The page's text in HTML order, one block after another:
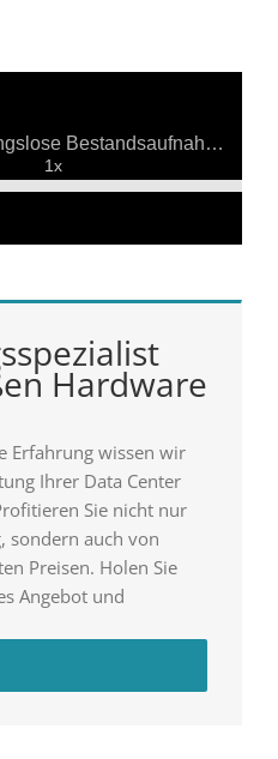
Hardware
Erfahrung wissen wir
Ihrer Data Center
Sie nicht nur
sondern auch von
Preisen. Holen Sie
Angebot und